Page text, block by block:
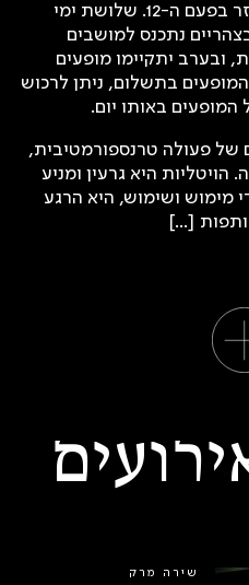
כנס הפרפורמנס של החזותי חוזר בפעם ה-12. שלושת ימי
נתכנס למושבים
ובערב יתקיימו מופעים
בתשלום, ניתן לרכוש
המופעים באותו יום.
של פעולה טרנספורמטיבית,
היא גרעין ומניע
מימוש ושימוש, היא הרגע
[...]
שירה מרק